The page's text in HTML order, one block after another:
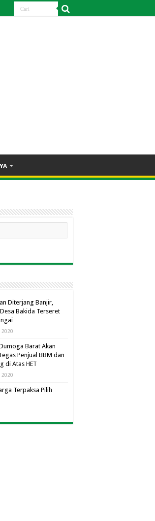
Diterjang Banjir,
Bakida Terseret
2020
Barat Akan
Penjual BBM dan
di Atas HET
2020
Terpaksa Pilih